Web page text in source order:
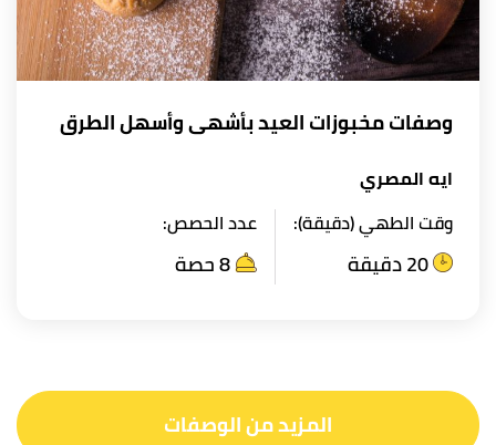
وصفات مخبوزات العيد بأشهى وأسهل الطرق
ايه المصري
وقت الطهي (دقيقة):
20 دقيقة
عدد الحصص:
8 حصة